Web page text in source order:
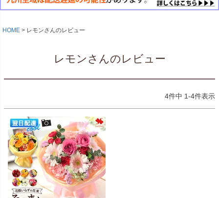
HOME レモンさんのレビュー
レモンさんのレビュー
4件中 1-4件表示